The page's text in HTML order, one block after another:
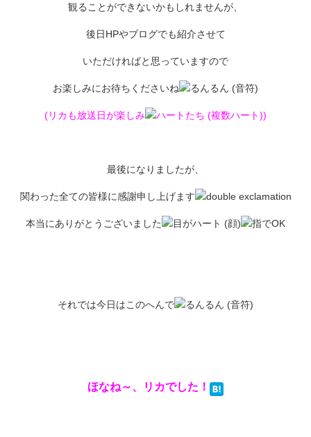
観ることができないかもしれませんが、
後日HPやブログでも紹介させて
いただければと思っていますので
お楽しみにお待ちくださいね
(リカも放送日が楽しみ )
最後になりましたが、
関わった全ての皆様に感謝申し上げます
本当にありがとうございました
それでは今日はこのへんで
ほなね～、リカでした！